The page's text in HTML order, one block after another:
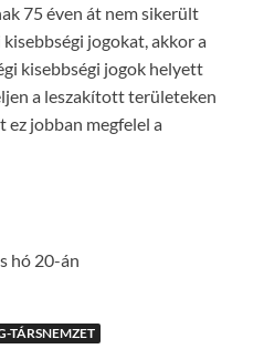
75 éven át nem sikerült
jogokat, akkor a
kisebbségi jogok helyett
a leszakított területeken
ez jobban megfelel a
hó 20-án
TÁRSNEMZET